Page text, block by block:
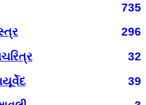
735
296
32
39